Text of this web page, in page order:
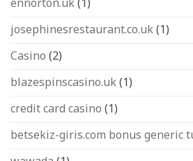
ennorton.uk(1)
josephinesrestaurant.co.uk(1)
Casino (2)
blazespinscasino.uk(1)
credit card casino (1)
betsekiz-giris.com bonus generic